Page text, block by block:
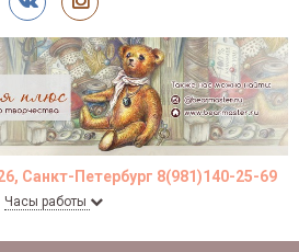
Санкт-Петербург 8(981)140-25-69
Часы работы